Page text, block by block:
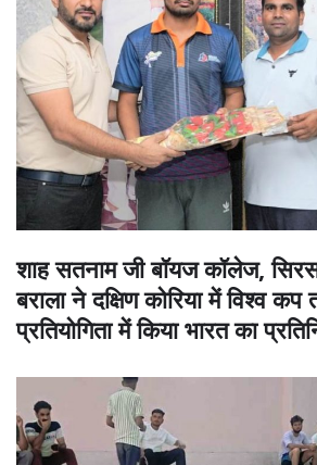
शाह सतनाम जी बॉयज कॉलेज,
बराला ने दक्षिण कोरिया में विश्व कप
प्रतियोगिता में किया भारत का